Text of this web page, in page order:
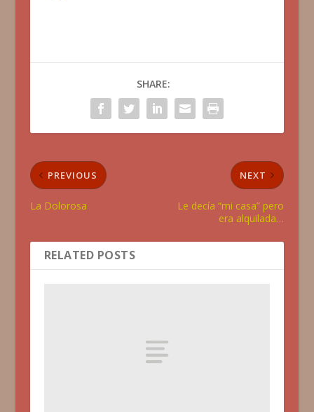
SHARE:
PREVIOUS
La Dolorosa
NEXT
Le decía “mi casa” pero
era alquilada…
RELATED POSTS